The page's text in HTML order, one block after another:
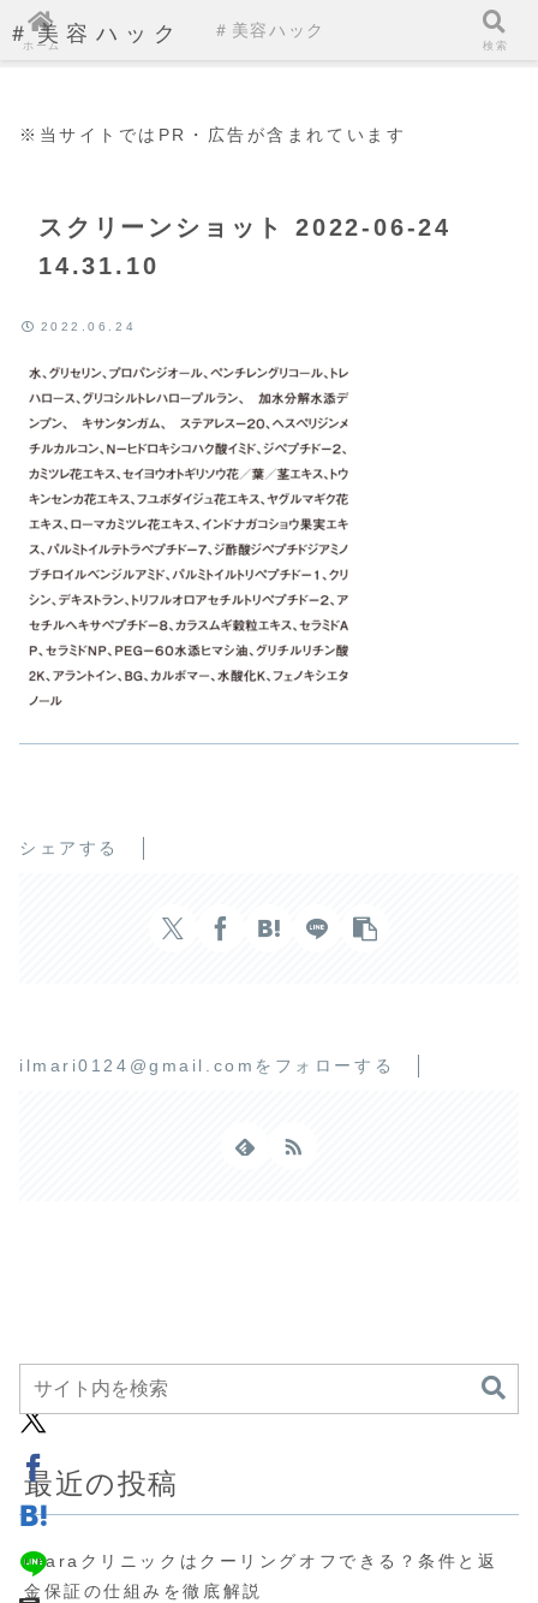
＃美容ハック
※当サイトではPR・広告が含まれています
スクリーンショット 2022-06-24
14.31.10
2022.06.24
シェアする
ilmari0124@gmail.comをフォローする
最近の投稿
uraraクリニックはクーリングオフできる？条件と返
金保証の仕組みを徹底解説
ホーム
＃美容ハック
検索